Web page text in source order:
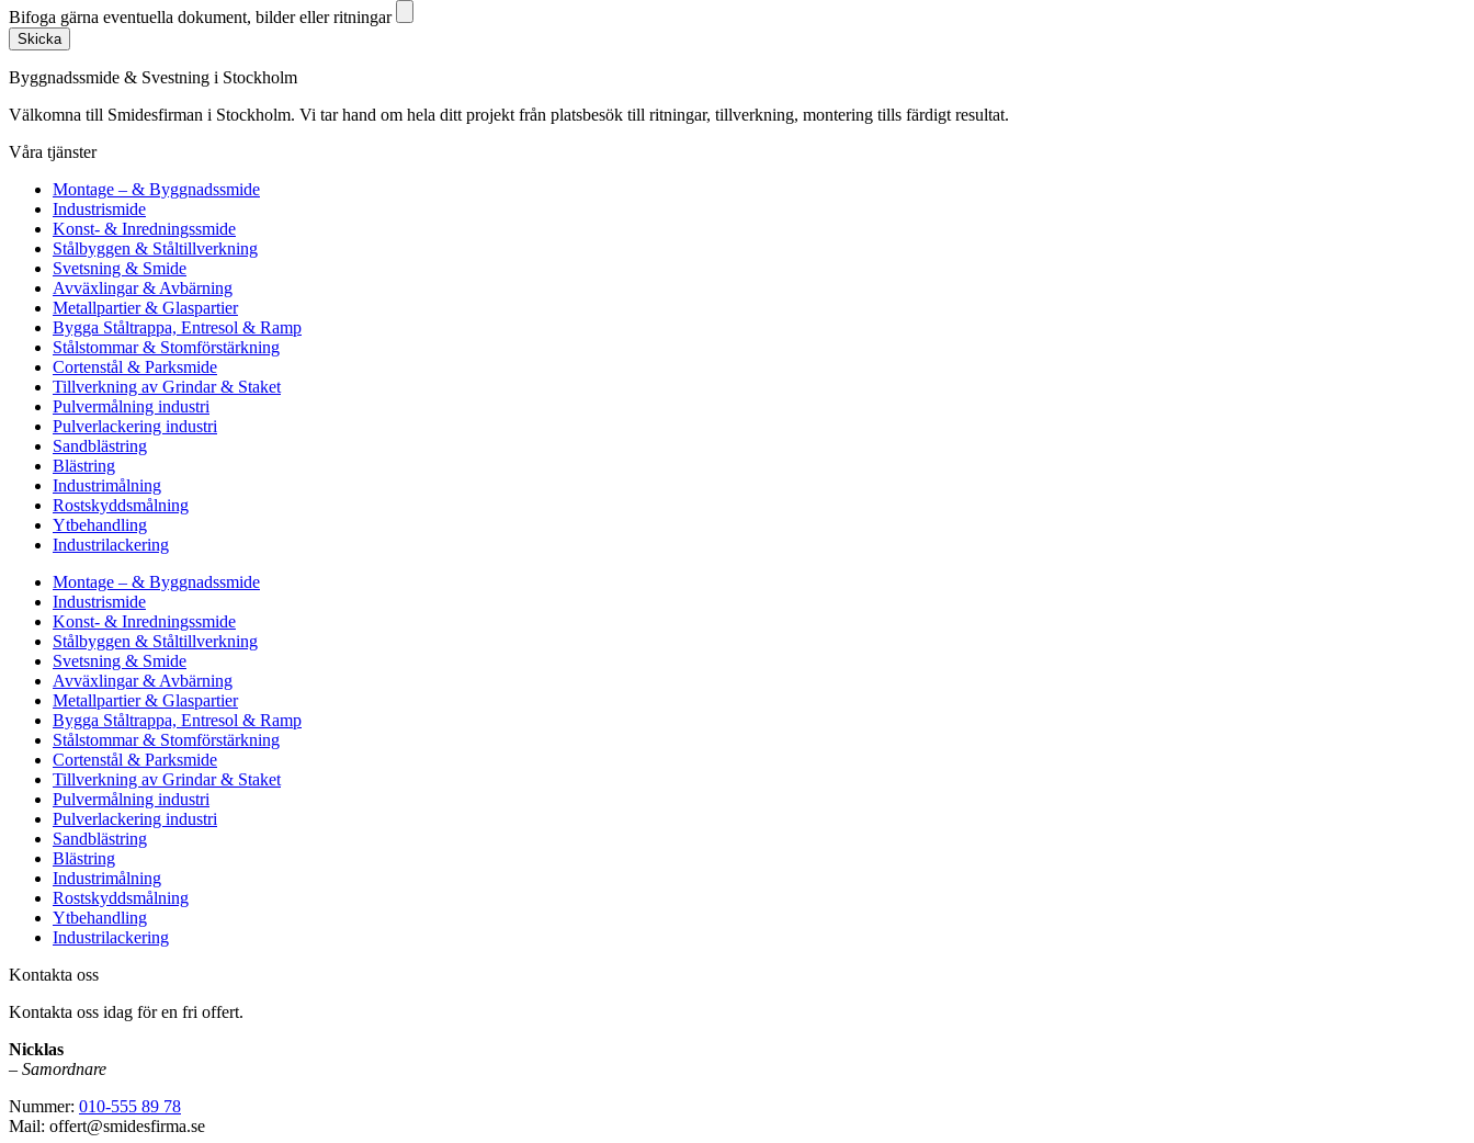
Bifoga gärna eventuella dokument, bilder eller ritningar
Skicka
Byggnadssmide & Svestning i Stockholm
Välkomna till Smidesfirman i Stockholm. Vi tar hand om hela ditt projekt från platsbesök till ritningar, tillverkning, montering tills färdigt resultat.
Våra tjänster
Montage – & Byggnadssmide
Industrismide
Konst- & Inredningssmide
Stålbyggen & Ståltillverkning
Svetsning & Smide
Avväxlingar & Avbärning
Metallpartier & Glaspartier
Bygga Ståltrappa, Entresol & Ramp
Stålstommar & Stomförstärkning
Cortenstål & Parksmide
Tillverkning av Grindar & Staket
Pulvermålning industri
Pulverlackering industri
Sandblästring
Blästring
Industrimålning
Rostskyddsmålning
Ytbehandling
Industrilackering
Montage – & Byggnadssmide
Industrismide
Konst- & Inredningssmide
Stålbyggen & Ståltillverkning
Svetsning & Smide
Avväxlingar & Avbärning
Metallpartier & Glaspartier
Bygga Ståltrappa, Entresol & Ramp
Stålstommar & Stomförstärkning
Cortenstål & Parksmide
Tillverkning av Grindar & Staket
Pulvermålning industri
Pulverlackering industri
Sandblästring
Blästring
Industrimålning
Rostskyddsmålning
Ytbehandling
Industrilackering
Kontakta oss
Kontakta oss idag för en fri offert.
Nicklas
– Samordnare
Nummer: 010-555 89 78
Mail: offert@smidesfirma.se